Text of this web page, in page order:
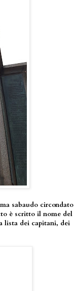
sabaudo circondato
è scritto il nome del
lista dei capitani, dei